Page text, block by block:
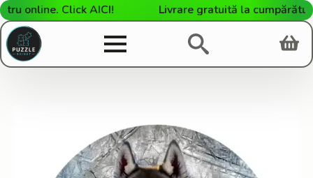
online. Click AICI! Livrare gratuită la cumpărături